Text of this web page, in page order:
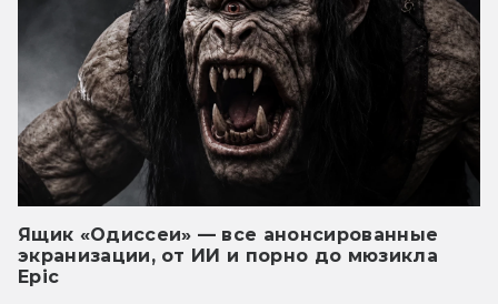
Ящик «Одиссеи» — все анонсированные
экранизации, от ИИ и порно до мюзикла
Epic